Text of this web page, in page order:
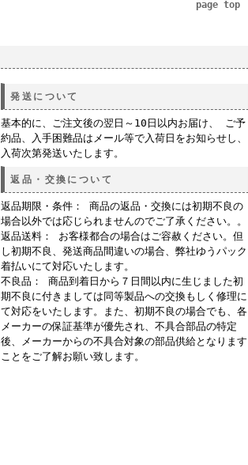
page top
発送について
基本的に、ご注文後の翌日～10日以内お届け、 ご予
約品、入手困難品はメール等で入荷日をお知らせし、
入荷次第発送いたします。
返品・交換について
返品期限・条件： 商品の返品・交換には初期不良の
場合以外では応じられませんのでご了承ください。。
返品送料： お客様都合の場合はご容赦ください。但
し初期不良、発送商品間違いの場合、弊社ゆうパック
着払いにて対応いたします。
不良品： 商品到着日から７日間以内に生じました初
期不良に付きましては同等製品への交換もしく修理に
て対応をいたします。また、初期不良の場合でも、各
メーカーの保証基準が優先され、不具合部品の特定
後、メーカーからの不具合対象の部品供給となります
ことをご了解お願い致します。